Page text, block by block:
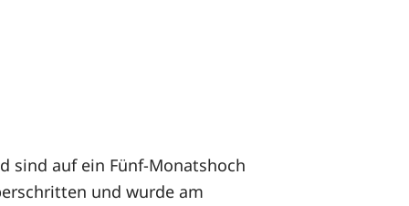
sind auf ein Fünf-Monatshoch
und wurde am